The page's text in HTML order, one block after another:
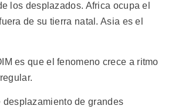
los desplazados. Africa ocupa el
de su tierra natal. Asia es el
es que el fenomeno crece a ritmo
desplazamiento de grandes